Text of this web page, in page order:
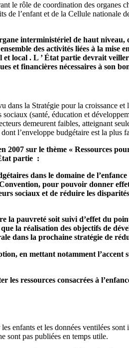
le rôle de coordination des organes
de l’enfant et de la Cellule nationale
interministériel de haut niveau,
des activités liées à la mise
local . L ’ État partie devrait
et financières nécessaires à son
dans la Stratégie pour la croissance et
(santé, éducation et
demeurent faibles, atteignant
l’enveloppe budgétaire est la plus
2007 sur le thème « Ressources
partie :
dans le domaine de
pour pouvoir donner
sociaux et de réduire les
la pauvreté soit suivi d’effet du
la réalisation des objectifs de
dans la prochaine stratégie de
en mettant notamment l’accent
ressources consacrées à
enfants et les données ventilées sont
sont pas publiées en temps utile.